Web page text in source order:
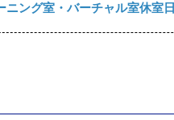
ニング室・バーチャル室休室日